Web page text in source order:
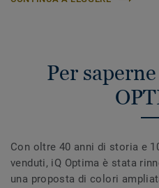
Per
Con oltre 40 anni di storia e
venduti, iQ Optima è stata
una proposta di colori